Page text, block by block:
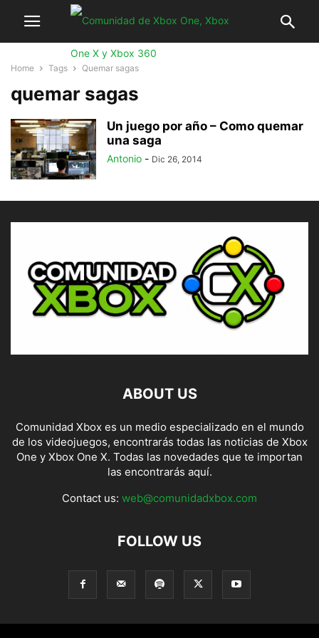
Home Tags Quemar sagas
quemar sagas
Un juego por año – Como quemar
una saga
Antonio - Dic 26, 2014
ABOUT US
Comunidad Xbox es un medio especializado en el mundo
de los videojuegos, encontrarás todas las noticias de Xbox
One y Xbox One X. Todas las novedades que te importan
las encontrarás aquí.
Contact us: web@comunidadxbox.com
FOLLOW US